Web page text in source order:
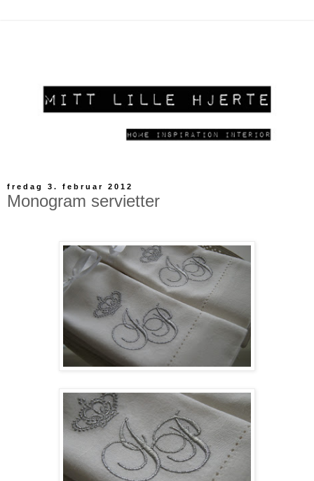
fredag 3. februar 2012
Monogram servietter